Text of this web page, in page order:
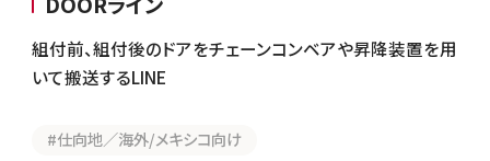
組付前、組付後のドアをチェーンコンベアや昇降装置を用
いて搬送するLINE
#仕向地／海外/メキシコ向け